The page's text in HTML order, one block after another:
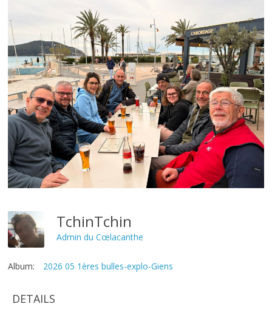
TchinTchin
Admin du Cœlacanthe
Album: 2026 05 1ères bulles-explo-Giens
DETAILS